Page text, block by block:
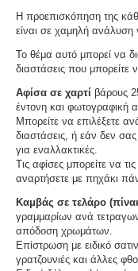
Η προεπισκόπηση της
είναι σε χαμηλή
Το θέμα αυτό μπορεί να
διαστάσεις που μπορείτε
Αφίσα σε χαρτί βάρους
έντονη και
Μπορείτε να επιλέξετε
διαστάσεις, ή εάν δεν
για εναλλακτικές.
Τις αφίσες μπορείτε να
αναρτήσετε με πηχάκι
Καμβάς σε τελάρο
γραμμαρίων ανά
απόδοση χρωμάτων.
Επίστρωση με ειδικό
γρατζουνιές και άλλες